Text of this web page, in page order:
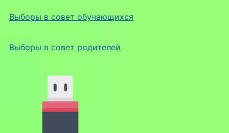
Выборы в совет обучающихся
Выборы в совет родителей